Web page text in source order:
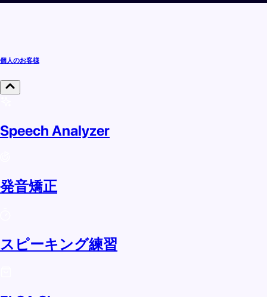
個人のお客様
Speech Analyzer
発音矯正
スピーキング練習